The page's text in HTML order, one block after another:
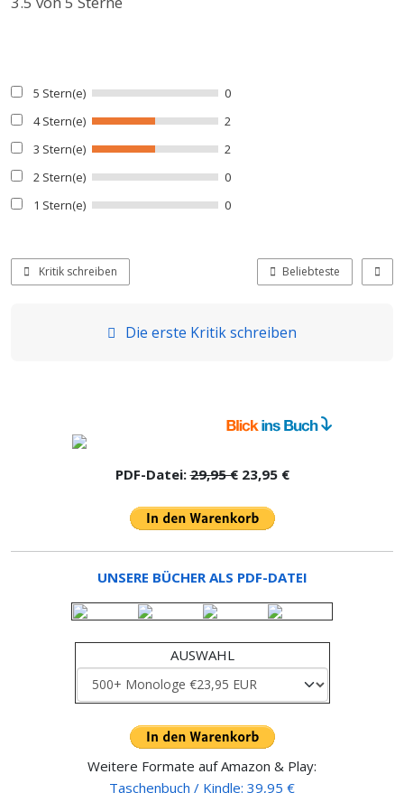
5 Stern(e)
0
4 Stern(e)
2
3 Stern(e)
2
2 Stern(e)
0
1 Stern(e)
0
Kritik schreiben Beliebteste
Die erste Kritik schreiben
PDF-Datei:29,95 €23,95 €
UNSERE BÜCHER ALS PDF-DATEI
AUSWAHL
Weitere Formate auf Amazon & Play:
Taschenbuch / Kindle: 39,95 €